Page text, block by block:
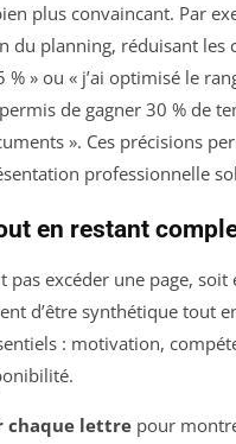
plus convaincant. Par
du planning, réduisant les
% » ou « j’ai optimisé le
de gagner 30 % de
». Ces précisions
professionnelle
en restant
pas excéder une page, soit
d’être synthétique tout
: motivation,
chaque lettrepour